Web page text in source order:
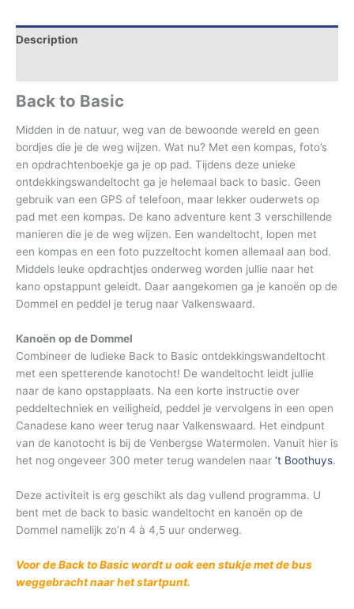
Description
Back to Basic
Midden in de natuur, weg van de bewoonde wereld en geen
bordjes die je de weg wijzen. Wat nu? Met een kompas, foto’s
en opdrachtenboekje ga je op pad. Tijdens deze unieke
ontdekkingswandeltocht ga je helemaal back to basic. Geen
gebruik van een GPS of telefoon, maar lekker ouderwets op
pad met een kompas. De kano adventure kent 3 verschillende
manieren die je de weg wijzen. Een wandeltocht, lopen met
een kompas en een foto puzzeltocht komen allemaal aan bod.
Middels leuke opdrachtjes onderweg worden jullie naar het
kano opstappunt geleidt. Daar aangekomen ga je kanoën op de
Dommel en peddel je terug naar Valkenswaard.
Kanoën op de Dommel
Combineer de ludieke Back to Basic ontdekkingswandeltocht
met een spetterende kanotocht! De wandeltocht leidt jullie
naar de kano opstapplaats. Na een korte instructie over
peddeltechniek en veiligheid, peddel je vervolgens in een open
Canadese kano weer terug naar Valkenswaard. Het eindpunt
van de kanotocht is bij de Venbergse Watermolen. Vanuit hier is
het nog ongeveer 300 meter terug wandelen naar ‘t Boothuys.
Deze activiteit is erg geschikt als dag vullend programma. U
bent met de back to basic wandeltocht en kanoën op de
Dommel namelijk zo’n 4 à 4,5 uur onderweg.
Voor de Back to Basic wordt u ook een stukje met de bus
weggebracht naar het startpunt.